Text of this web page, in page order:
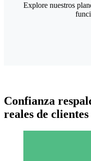
Explore nuestros
Confianza
reales de clientes